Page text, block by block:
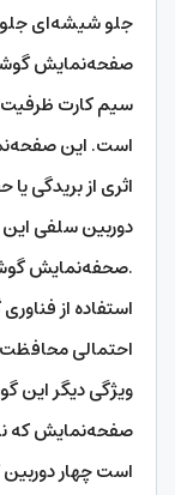
جلو شیشه‌ای
است. این
اثری از بریدگی
احتمالی
ویژگی دیگر این
صفحه‌نمایش که